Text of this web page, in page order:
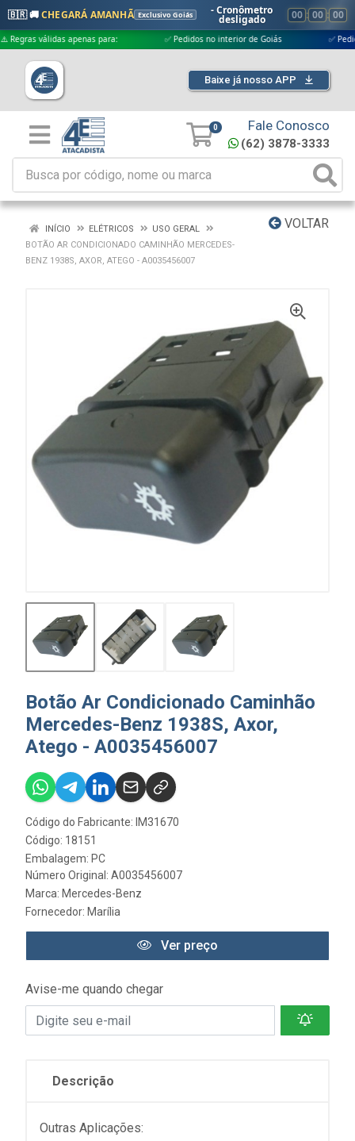
🇧🇷 🚚CHEGARÁ AMANHÃ Exclusivo Goiás - Cronômetro
desligado 00 : 00 : 00
válidas apenas para: ✅ Pedidos no interior de Goiás ✅ Pedidos
Baixe já nosso APP
0 Fale Conosco
(62) 3878-3333
VOLTAR
INÍCIO ELÉTRICOS
USO GERAL
BOTÃO AR CONDICIONADO CAMINHÃO MERCEDES-
BENZ 1938S, AXOR, ATEGO - A0035456007
Botão Ar Condicionado Caminhão
Mercedes-Benz 1938S, Axor,
Atego - A0035456007
Código do Fabricante: IM31670
Código: 18151
Embalagem: PC
Número Original: A0035456007
Marca: Mercedes-Benz
Fornecedor: Marília
Ver preço
Avise-me quando chegar
Descrição
Outras Aplicações: